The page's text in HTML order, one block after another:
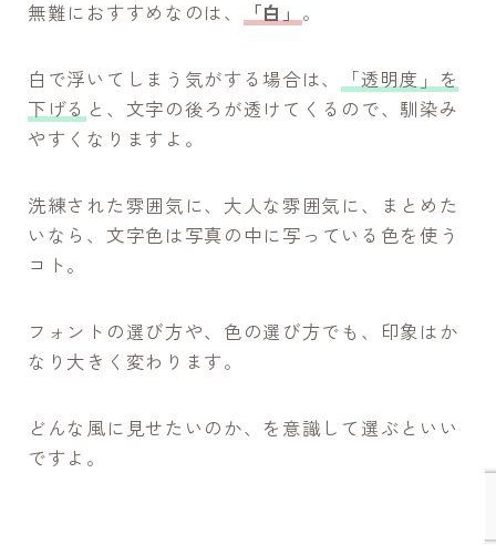
無難におすすめなのは、 「白」 。
白で浮いてしまう気がする場合は、
「透明度」を
下げる と、文字の後ろが透けてくるので、馴染み
やすくなりますよ。
洗練された雰囲気に、大人な雰囲気に、まとめた
いなら、 文字色は写真の中に写っている色を使う
コト。
フォントの選び方や、色の選び方でも、印象はか
なり大きく変わります。
どんな風に見せたいのか、を意識して選ぶといい
ですよ。